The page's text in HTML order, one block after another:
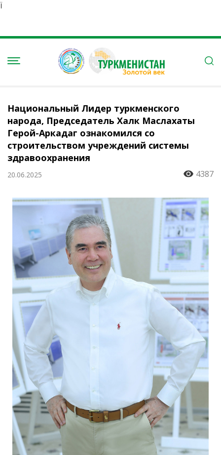
Ï
Национальный Лидер туркменского
народа, Председатель Халк Маслахаты
Герой-Аркадаг ознакомился со
строительством учреждений системы
здравоохранения
20.06.2025 4387